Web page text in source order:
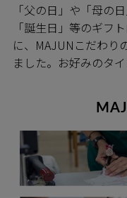
「父の日」や「母の
「誕生日」等のギフ
に、MAJUNこだわり
ました。お好みのタ